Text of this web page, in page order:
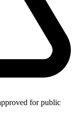
for public